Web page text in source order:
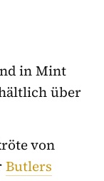
in Mint
über
von
Butlers